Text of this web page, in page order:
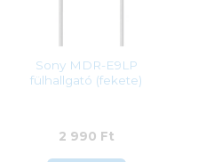
Sony MDR-E9LP
fülhallgató (fekete)
2 990 Ft